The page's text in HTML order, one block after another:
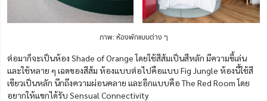
ภาพ: ห้องพักแบบต่าง ๆ
ต่อมาก็จะเป็นห้อง Shade of Orange โดยใช้สีส้มเป็นสีหลัก มีความขี้เล่น
และใช้หลาย ๆ เฉดของสีส้ม ห้องแบบต่อไปคือแบบ Fig Jungle ห้องนี้ใช้สี
เขียวเป็นหลัก นึกถึงความผ่อนคลาย และอีกแบบคือ The Red Room โดย
อยากให้แขกได้รับ Sensual Connectivity